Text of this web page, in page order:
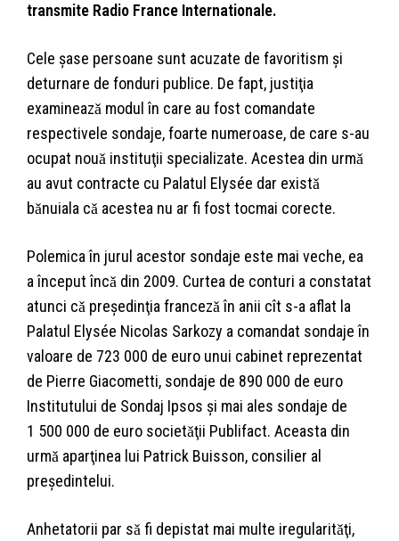
transmite Radio France Internationale.
Cele şase persoane sunt acuzate de favoritism şi
deturnare de fonduri publice. De fapt, justiţia
examineazǎ modul în care au fost comandate
respectivele sondaje, foarte numeroase, de care s-au
ocupat nouǎ instituţii specializate. Acestea din urmǎ
au avut contracte cu Palatul Elysée dar existǎ
bǎnuiala cǎ acestea nu ar fi fost tocmai corecte.
Polemica în jurul acestor sondaje este mai veche, ea
a început încǎ din 2009. Curtea de conturi a constatat
atunci cǎ preşedinţia francezǎ în anii cît s-a aflat la
Palatul Elysée Nicolas Sarkozy a comandat sondaje în
valoare de 723 000 de euro unui cabinet reprezentat
de Pierre Giacometti, sondaje de 890 000 de euro
Institutului de Sondaj Ipsos şi mai ales sondaje de
1 500 000 de euro societǎţii Publifact. Aceasta din
urmǎ aparţinea lui Patrick Buisson, consilier al
preşedintelui.
Anhetatorii par sǎ fi depistat mai multe iregularitǎţi,